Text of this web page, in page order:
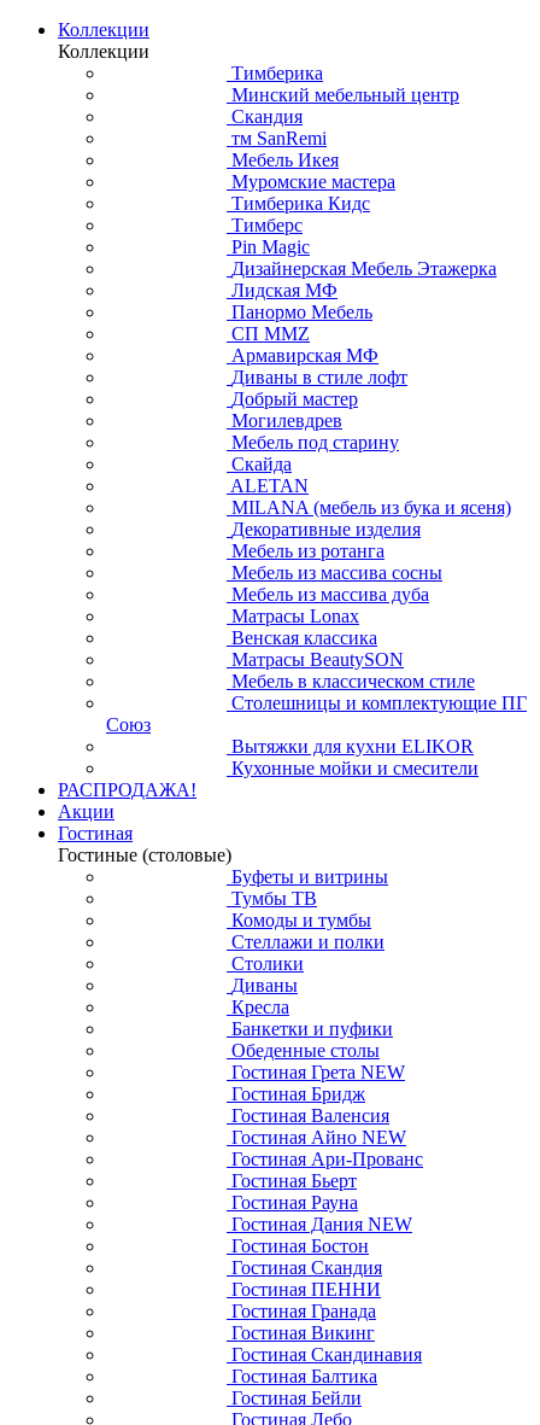
Коллекции
Коллекции
Тимберика
Минский мебельный центр
Скандия
тм SanRemi
Мебель Икея
Муромские мастера
Тимберика Кидс
Тимберс
Pin Magic
Дизайнерская Мебель Этажерка
Лидская МФ
Панормо Мебель
СП ММZ
Армавирская МФ
Диваны в стиле лофт
Добрый мастер
Могилевдрев
Мебель под старину
Скайда
ALETAN
MILANA (мебель из бука и ясеня)
Декоративные изделия
Мебель из ротанга
Мебель из массива сосны
Мебель из массива дуба
Матрасы Lonax
Венская классика
Матрасы BeautySON
Мебель в классическом стиле
Столешницы и комплектующие ПГ
Союз
Вытяжки для кухни ELIKOR
Кухонные мойки и смесители
РАСПРОДАЖА!
Акции
Гостиная
Гостиные (столовые)
Буфеты и витрины
Тумбы ТВ
Комоды и тумбы
Стеллажи и полки
Столики
Диваны
Кресла
Банкетки и пуфики
Обеденные столы
Гостиная Грета NEW
Гостиная Бридж
Гостиная Валенсия
Гостиная Айно NEW
Гостиная Ари-Прованс
Гостиная Бьерт
Гостиная Рауна
Гостиная Дания NEW
Гостиная Бостон
Гостиная Скандия
Гостиная ПЕННИ
Гостиная Гранада
Гостиная Викинг
Гостиная Скандинавия
Гостиная Балтика
Гостиная Бейли
Гостиная Лебо